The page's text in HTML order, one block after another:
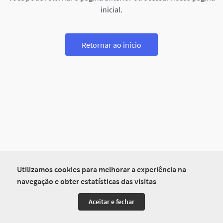
Utilizamos cookies para melhorar a experiência na
navegação e obter estatísticas das visitas
Aceitar e fechar
inicial.
Retornar ao início